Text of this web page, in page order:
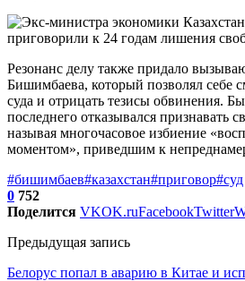
Резонанс делу также придало
Бишимбаева, который позволял себе
суда и отрицать тезисы обвинения.
последнего отказывался признавать
называя многочасовое избиение
моментом», приведшим к
#бишимбаев#казахстан#приговор#суд
0 752
Поделится VKOK.ruFacebookTwitter
Предыдущая запись
Белорус попал в аварию в Китае и